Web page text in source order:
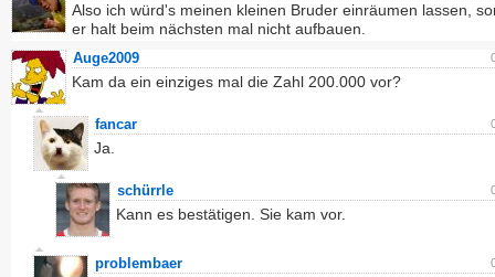
Also ich würd's meinen kleinen Bruder einräumen lassen,
er halt beim nächsten mal nicht aufbauen.
Auge2009
Kam da ein einziges mal die Zahl 200.000 vor?
fancar
Ja.
schürrle
Kann es bestätigen. Sie kam vor.
problembaer